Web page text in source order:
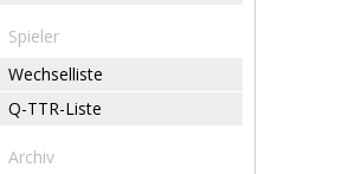
Spieler
Wechselliste
Q-TTR-Liste
Archiv